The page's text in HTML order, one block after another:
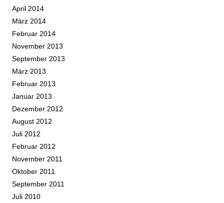
April 2014
März 2014
Februar 2014
November 2013
September 2013
März 2013
Februar 2013
Januar 2013
Dezember 2012
August 2012
Juli 2012
Februar 2012
November 2011
Oktober 2011
September 2011
Juli 2010